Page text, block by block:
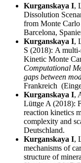
Kurganskaya I,
Dissolution
from Monte
Barcelona,
Kurganskaya I,
S (2018): A multi-
Kinetic Monte
Computational
gaps between
Frankreich
Kurganskaya I,
Lüttge A (2018):
reaction kinetics
complexity and
Deutschland.
Kurganskaya I,
mechanisms of
structure of